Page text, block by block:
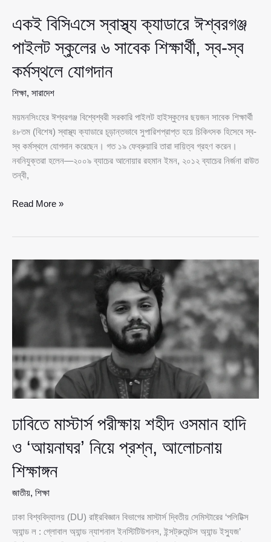
একই বিসিএসে স্বাস্থ্য ক্যাডারে ঈশ্বরগঞ্জ
পাইলট স্কুলের ৬ সাবেক শিক্ষার্থী, স্ব-স্ব
কর্মস্থলে যোগদান
শিক্ষা, সারাদেশ
ময়মনসিংহের ঈশ্বরগঞ্জ বিশ্বেশ্বরী সরকারি পাইলট হাইস্কুলের ছয়জন সাবেক শিক্ষার্থী
৪৮তম (বিশেষ) স্বাস্থ্য ক্যাডারে চূড়ান্তভাবে সুপারিশপ্রাপ্ত হয়ে চিকিৎসক হিসেবে স্ব-
স্ব কর্মস্থলে যোগদান করেছেন। গত ১৯ ফেব্রুয়ারি তারা দায়িত্ব গ্রহণ করেন।
নবনিযুক্তরা হলেন—২০০৯ ব্যাচের আনোয়ার রহমান ইমন, ২০১২ ব্যাচের নির্জনা রাউত
তন্বী,
একই
ঈশ্বরগঞ্জ
পাইলট
স্কুলের
স্ব-
স্ব
কর্মস্থলে
যোগদান
Read More »
ঢাবিতে মাস্টার্স পরীক্ষায় শহীদ ওসমান হাদি
ও ‘আয়নাঘর’ নিয়ে প্রশ্ন, আলোচনায়
শিক্ষাঙ্গন
জাতীয়, শিক্ষা
ঢাকা বিশ্ববিদ্যালয় (DU) রাষ্ট্রবিজ্ঞান বিভাগের মাস্টার্স দ্বিতীয় সেমিস্টারের ‘পলিটিক্স
অ্যান্ড ল : গ্লোবাল অ্যান্ড ন্যাশনাল ইনস্টিটিউশনস, ইন্সট্রুমেন্টস অ্যান্ড ইস্যুজ’